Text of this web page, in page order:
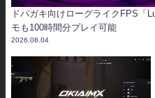
ドパガキ向けローグライクFPS「
モも100時間分プレイ可能
2026.08.04